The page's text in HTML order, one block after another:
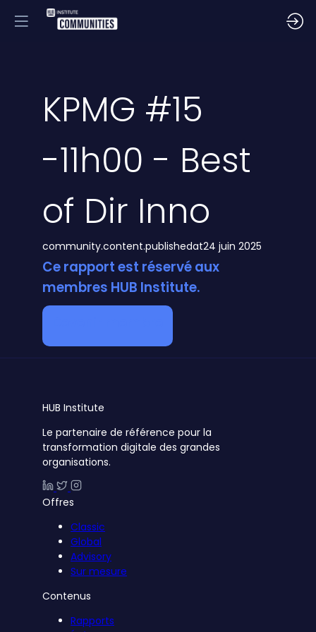
KPMG #15
-11h00 - Best
of Dir Inno
community.content.publishedat24 juin 2025
Ce rapport est réservé aux
membres HUB Institute.
HUB Institute
Le partenaire de référence pour la
transformation digitale des grandes
organisations.
Offres
Classic
Global
Advisory
Sur mesure
Contenus
Rapports